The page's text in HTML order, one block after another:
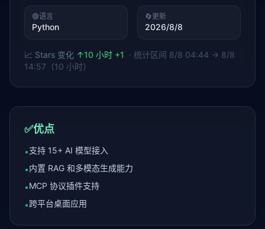
🟢语言
Python
🔄更新
2026/8/8
📈 Stars 变化 ↑10 小时 +1 · 统计区间 8/8 04:44 → 8/8
14:57（10 小时）
✅优点
•支持 15+ AI 模型接入
•内置 RAG 和多模态生成能力
•MCP 协议插件支持
•跨平台桌面应用